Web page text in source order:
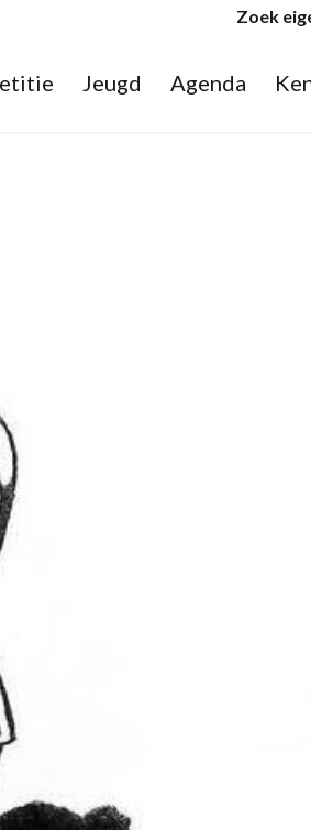
Zoek
Jeugd Agenda